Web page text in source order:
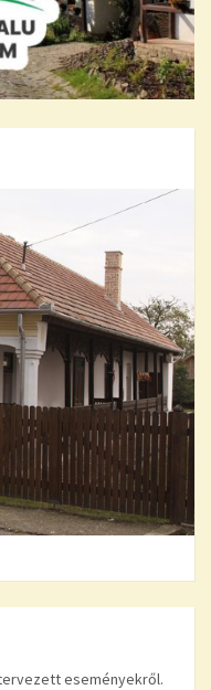
eseményekről.